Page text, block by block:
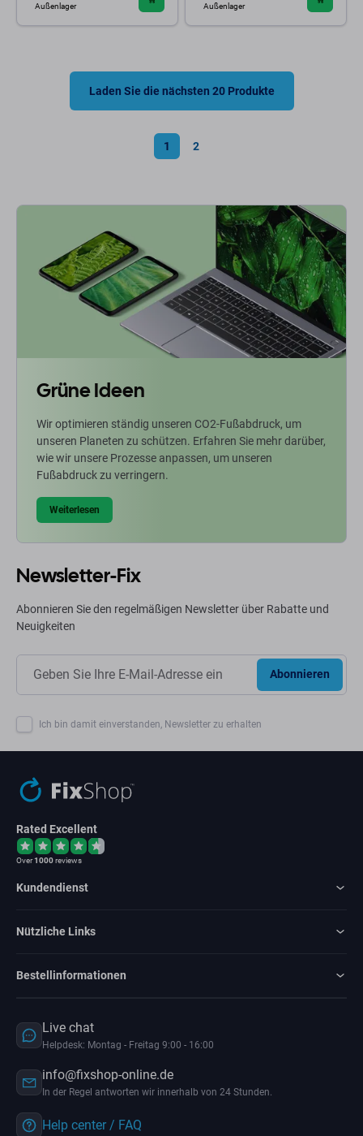
Außenlager Außenlager
Laden Sie die nächsten 20 Produkte
1 2
Grüne Ideen
Wir optimieren ständig unseren CO2-Fußabdruck, um
unseren Planeten zu schützen. Erfahren Sie mehr darüber,
wie wir unsere Prozesse anpassen, um unseren
Fußabdruck zu verringern.
Weiterlesen
Newsletter-Fix
Abonnieren Sie den regelmäßigen Newsletter über Rabatte und
Neuigkeiten
Abonnieren
Ich bin damit einverstanden, Newsletter zu erhalten
Rated Excellent
Over1000reviews
Kundendienst
Nützliche Links
Bestellinformationen
Live chat
Helpdesk: Montag - Freitag 9:00 - 16:00
info@fixshop-online.de
In der Regel antworten wir innerhalb von 24 Stunden.
Help center / FAQ